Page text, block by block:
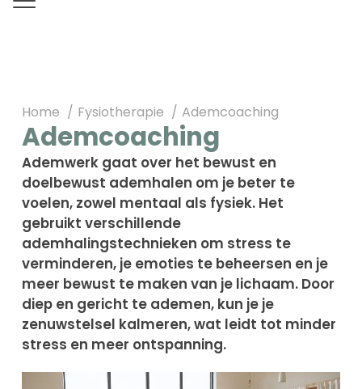
Home Fysiotherapie Ademcoaching
Ademcoaching
Ademwerk gaat over het bewust en
doelbewust ademhalen om je beter te
voelen, zowel mentaal als fysiek. Het
gebruikt verschillende
ademhalingstechnieken om stress te
verminderen, je emoties te beheersen en je
meer bewust te maken van je lichaam. Door
diep en gericht te ademen, kun je je
zenuwstelsel kalmeren, wat leidt tot minder
stress en meer ontspanning.